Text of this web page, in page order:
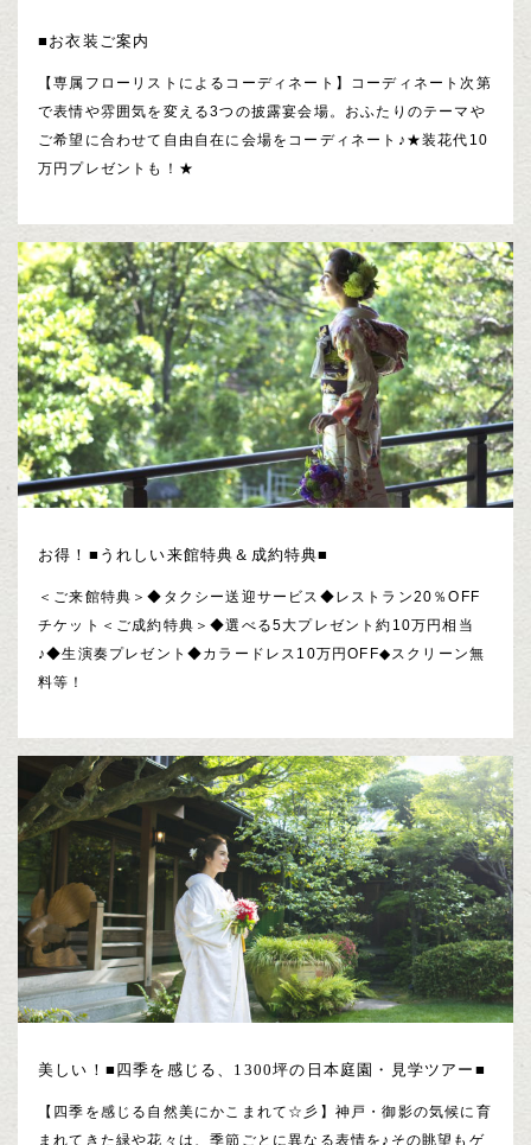
■お衣装ご案内
【専属フローリストによるコーディネート】コーディネート次第
で表情や雰囲気を変える3つの披露宴会場。おふたりのテーマや
ご希望に合わせて自由自在に会場をコーディネート♪★装花代10
万円プレゼントも！★
お得！■うれしい来館特典＆成約特典■
＜ご来館特典＞◆タクシー送迎サービス◆レストラン20％OFF
チケット＜ご成約特典＞◆選べる5大プレゼント約10万円相当
♪◆生演奏プレゼント◆カラードレス10万円OFF◆スクリーン無
料等！
美しい！■四季を感じる、1300坪の日本庭園・見学ツアー■
【四季を感じる自然美にかこまれて☆彡】神戸・御影の気候に育
まれてきた緑や花々は、季節ごとに異なる表情を♪その眺望もゲ